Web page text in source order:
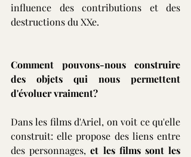
influence des contributions et des
destructions du XXe.
Comment pouvons-nous construire
des objets qui nous permettent
d'évoluer vraiment?
Dans les films d'Ariel, on voit ce qu'elle
construit: elle propose des liens entre
des personnages, et les films sont les